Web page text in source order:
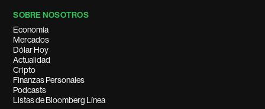
SOBRE NOSOTROS
Economía
Mercados
Dólar Hoy
Actualidad
Cripto
Finanzas Personales
Podcasts
Listas de Bloomberg Línea